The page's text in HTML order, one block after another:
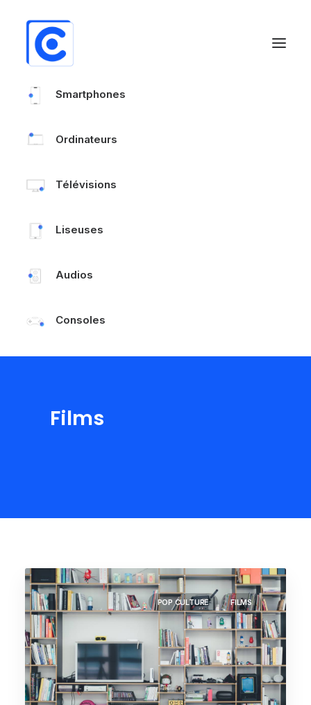
Smartphones
Ordinateurs
Télévisions
Liseuses
Audios
Consoles
Films
POP CULTURE FILMS